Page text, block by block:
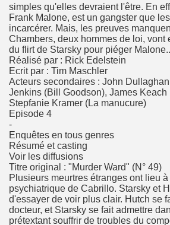
simples qu'elles devraient l'être. En
Frank Malone, est un gangster que
incarcérer. Mais, les preuves
Chambers, deux hommes de loi, vont
du flirt de Starsky pour piéger
Réalisé par : Rick Edelstein
Ecrit par : Tim Maschler
Acteurs secondaires : John
Jenkins (Bill Goodson), James Keach
Stepfanie Kramer (La manucure)
Episode 4
-
Enquêtes en tous genres
Résumé et casting
Voir les diffusions
Titre original : "Murder Ward" (N° 49)
Plusieurs meurtres étranges ont lieu à
psychiatrique de Cabrillo. Starsky et
d'essayer de voir plus clair. Hutch se
docteur, et Starsky se fait admettre
prétextant souffrir de troubles du